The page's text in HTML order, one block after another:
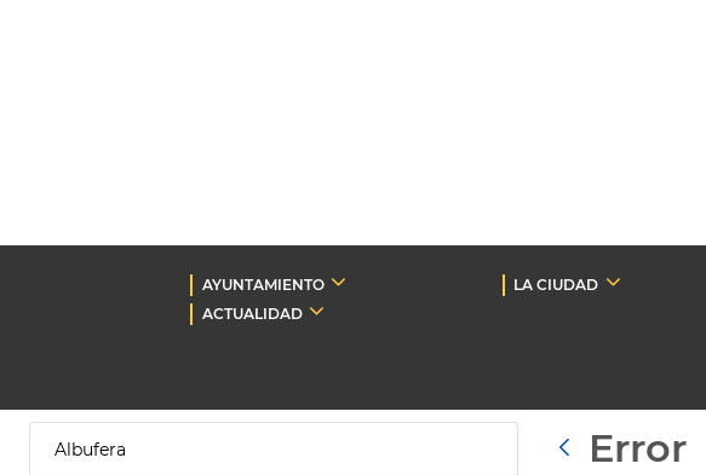
AYUNTAMIENTO LA CIUDAD
ACTUALIDAD
Albufera Atrás
Error